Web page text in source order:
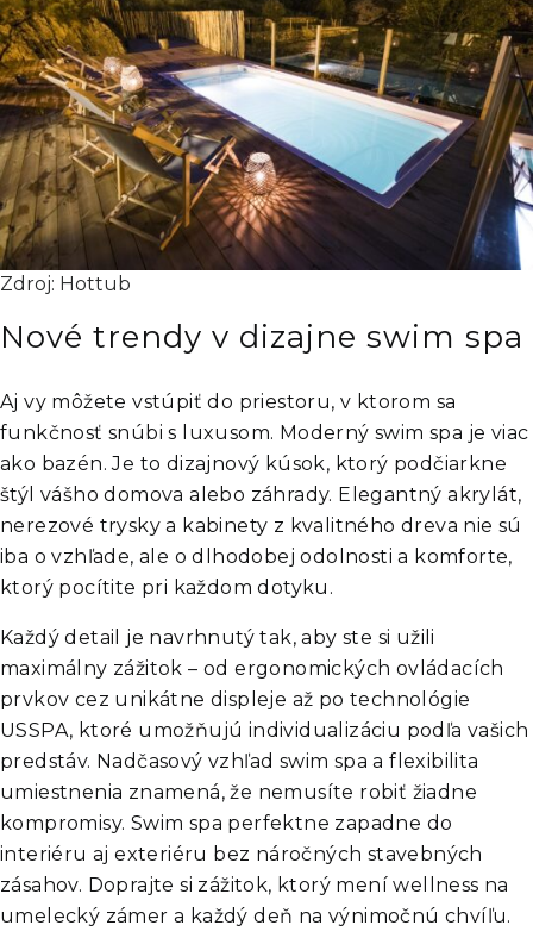
Zdroj: Hottub
Nové trendy v dizajne swim spa
Aj vy môžete vstúpiť do priestoru, v ktorom sa
funkčnosť snúbi s luxusom. Moderný swim spa je viac
ako bazén. Je to dizajnový kúsok, ktorý podčiarkne
štýl vášho domova alebo záhrady. Elegantný akrylát,
nerezové trysky a kabinety z kvalitného dreva nie sú
iba o vzhľade, ale o dlhodobej odolnosti a komforte,
ktorý pocítite pri každom dotyku.
Každý detail je navrhnutý tak, aby ste si užili
maximálny zážitok – od ergonomických ovládacích
prvkov cez unikátne displeje až po technológie
USSPA, ktoré umožňujú individualizáciu podľa vašich
predstáv. Nadčasový vzhľad swim spa a flexibilita
umiestnenia znamená, že nemusíte robiť žiadne
kompromisy. Swim spa perfektne zapadne do
interiéru aj exteriéru bez náročných stavebných
zásahov. Doprajte si zážitok, ktorý mení wellness na
umelecký zámer a každý deň na výnimočnú chvíľu.